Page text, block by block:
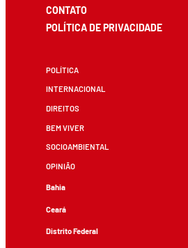
CONTATO
POLÍTICA DE PRIVACIDADE
POLÍTICA
INTERNACIONAL
DIREITOS
BEM VIVER
SOCIOAMBIENTAL
OPINIÃO
Bahia
Ceará
Distrito Federal